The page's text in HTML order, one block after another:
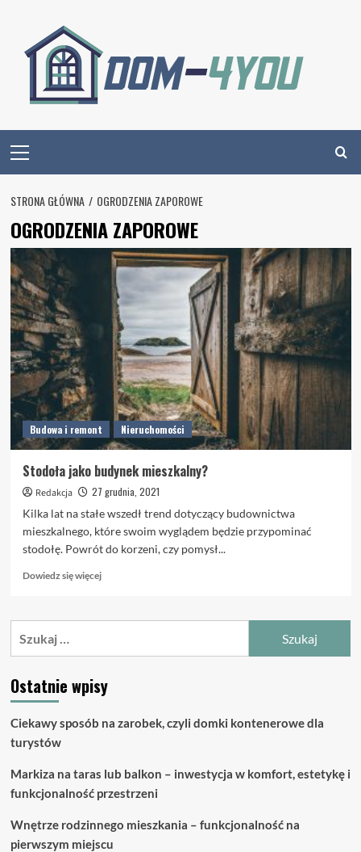
content
Menu
STRONA GŁÓWNA OGRODZENIA ZAPOROWE
OGRODZENIA ZAPOROWE
Budowa i remont Nieruchomości
Stodoła jako budynek mieszkalny?
Redakcja
27 grudnia, 2021
Kilka lat na stałe wszedł trend dotyczący budownictwa
mieszkalnego, które swoim wyglądem będzie przypominać
stodołę. Powrót do korzeni, czy pomysł...
Dowiedz się więcejDowiedz
o
mieszkalny?
Ostatnie wpisy
Ciekawy sposób na zarobek, czyli domki kontenerowe dla
turystów
Markiza na taras lub balkon – inwestycja w komfort, estetykę i
funkcjonalność przestrzeni
Wnętrze rodzinnego mieszkania – funkcjonalność na
pierwszym miejscu